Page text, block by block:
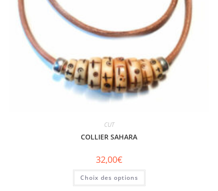
CUT
COLLIER SAHARA
32,00€
Choix des options